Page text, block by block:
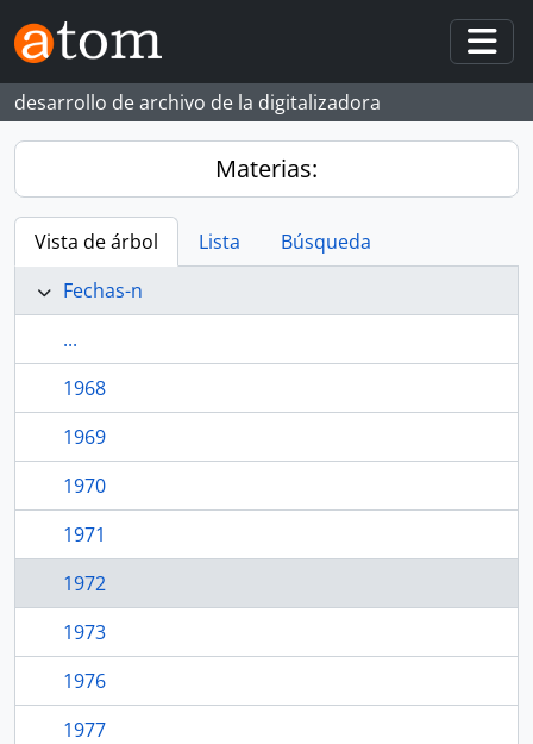
Skip to main content
desarrollo de archivo de la digitalizadora
Materias:
Vista de árbol Lista
Búsqueda
Fechas-n
...
1968
1969
1970
1971
1972
1973
1976
1977